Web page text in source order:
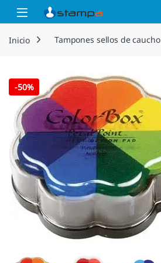
Saltar a la navegación
Saltar al contenido
Open
Inicio Tampones sellos de caucho
-50%